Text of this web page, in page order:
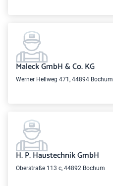
Maleck GmbH & Co. KG
Werner Hellweg 471, 44894 Bochum
H. P. Haustechnik GmbH
Oberstraße 113 c, 44892 Bochum